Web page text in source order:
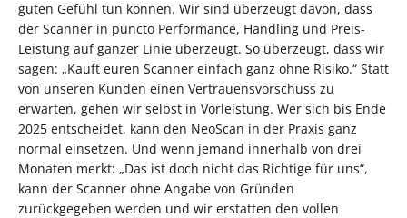
guten Gefühl tun können. Wir sind überzeugt davon, dass
der Scanner in puncto Performance, Handling und Preis-
Leistung auf ganzer Linie überzeugt. So überzeugt, dass wir
sagen: „Kauft euren Scanner einfach ganz ohne Risiko.“ Statt
von unseren Kunden einen Vertrauensvorschuss zu
erwarten, gehen wir selbst in Vorleistung. Wer sich bis Ende
2025 entscheidet, kann den NeoScan in der Praxis ganz
normal einsetzen. Und wenn jemand innerhalb von drei
Monaten merkt: „Das ist doch nicht das Richtige für uns“,
kann der Scanner ohne Angabe von Gründen
zurückgegeben werden und wir erstatten den vollen